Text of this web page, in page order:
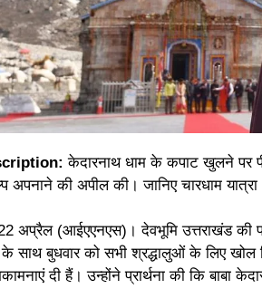
केदारनाथ धाम के कपाट खुलने पर
की अपील की। जानिए चारधाम
अप्रैल (आईएएनएस)। देवभूमि उत्तराखंड की
के साथ बुधवार को सभी श्रद्धालुओं के लिए
दी हैं। उन्होंने प्रार्थना की कि बाबा